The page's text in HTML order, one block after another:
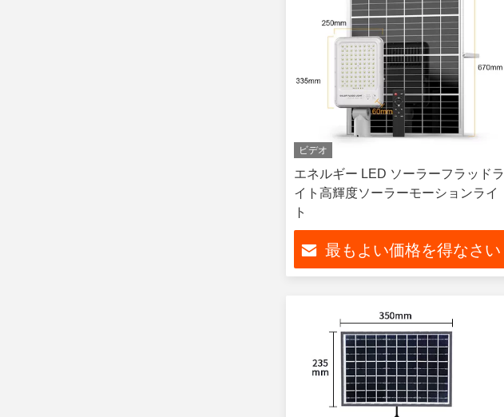
ビデオ
エネルギー LED ソーラーフラッドラ
イト高輝度ソーラーモーションライ
ト
最もよい価格を得なさい